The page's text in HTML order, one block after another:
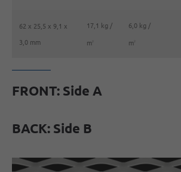
62 x 25,5 x 9,1 x
3,0 mm
17,1 kg /
m
6,0 kg /
m
FRONT: Side A
BACK: Side B